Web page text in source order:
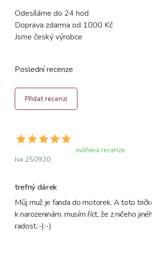
Odesíláme do 24 hod
Doprava zdarma od 1000 Kč
Jsme český výrobce
Poslední recenze
Přidat recenzi
ověřená recenze
Iva 25.09.20
trefný dárek
Můj muž je fanda do motorek. A toto
k narozeninám. musím říct, že z ničeho
radost.:-):-)